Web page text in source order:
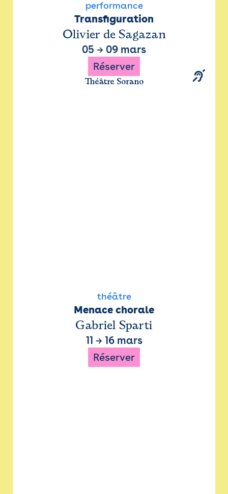
performance
Transfiguration
Olivier de Sagazan
05 → 09 mars
Réserver
Théâtre Sorano
théâtre
Menace chorale
Gabriel Sparti
11 → 16 mars
Réserver